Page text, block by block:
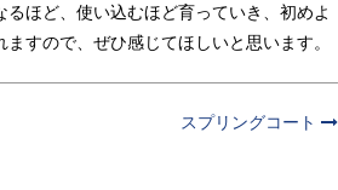
ほど、使い込むほど育っていき、初めよ
すので、ぜひ感じてほしいと思います。
スプリングコート